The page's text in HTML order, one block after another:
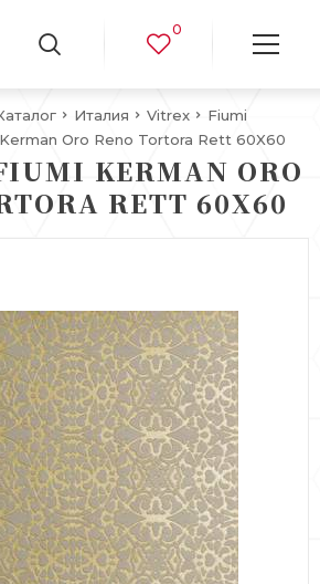
0
Италия Vitrex
Fiumi
Oro Reno Tortora Rett 60X60
KERMAN ORO
RETT 60X60